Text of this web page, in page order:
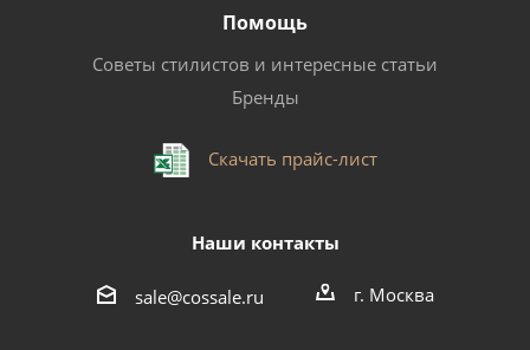
Помощь
Советы стилистов и интересные статьи
Бренды
Скачать прайс-лист
Наши контакты
sale@cossale.ru г. Москва